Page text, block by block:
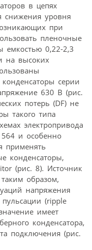
в цепях
снижения уровня
при
пленочные
емкостью 0,22-2,3
на высоких
серии
630 В (рис.
потерь (DF) не
такого типа
электропривода
и особенно
применять
конденсаторы,
(рис. 8). Источник
образом,
напряжения
(ripple
имеет
конденсатора,
подключения (рис.